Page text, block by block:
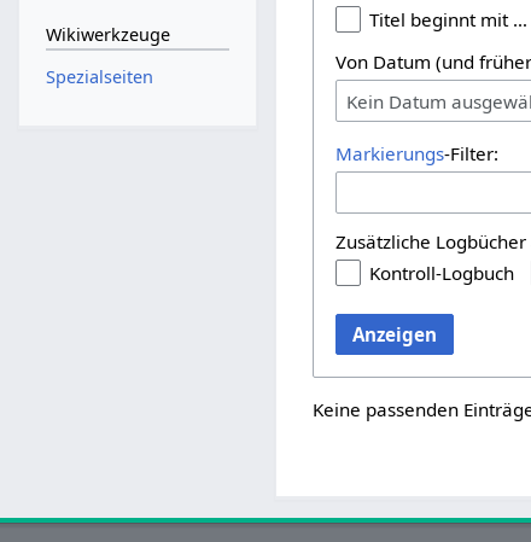
Titel beginnt mit …
Von Datum (und
Kein Datum
Markierungs-Filter:
Zusätzliche
Kontroll-Logbuch
Anzeigen
Keine passenden
Wikiwerkzeuge
Spezialseiten